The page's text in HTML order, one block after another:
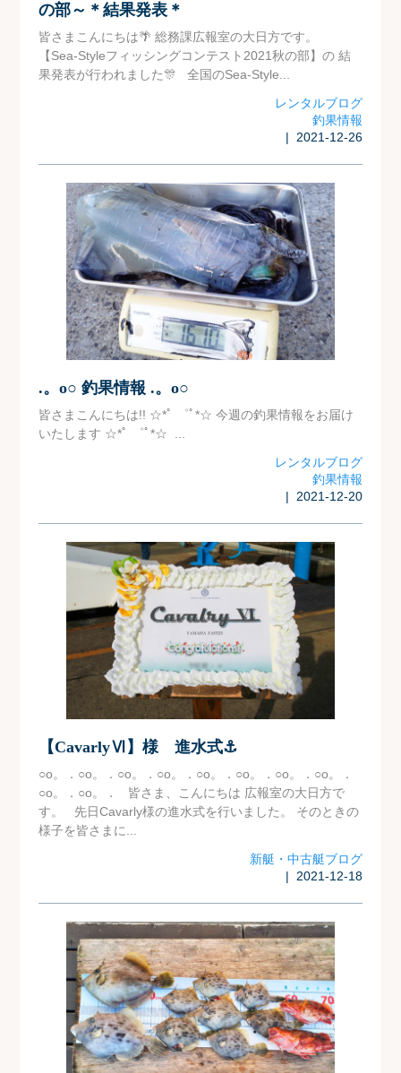
の部～＊結果発表＊
皆さまこんにちは🌴 総務課広報室の大日方です。
【Sea-Styleフィッシングコンテスト2021秋の部】の 結
果発表が行われました🎊 全国のSea-Style...
レンタルブログ
釣果情報
| 2021-12-26
.。o○ 釣果情報 .。o○
皆さまこんにちは!! ☆*ﾟ ゜ﾟ*☆ 今週の釣果情報をお届け
いたします ☆*ﾟ ゜ﾟ*☆ ...
レンタルブログ
釣果情報
| 2021-12-20
【CavarlyⅥ】様 進水式⚓
○o。．○o。．○o。．○o。．○o。．○o。．○o。．○o。．
○o。．○o。． 皆さま、こんにちは 広報室の大日方で
す。 先日Cavarly様の進水式を行いました。 そのときの
様子を皆さまに...
新艇・中古艇ブログ
| 2021-12-18